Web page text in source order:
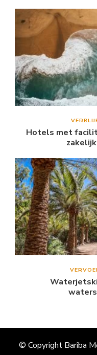
Hotels met
© Copyright Bariba